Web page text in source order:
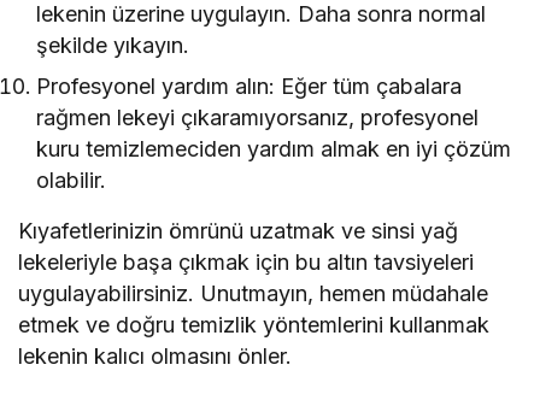
lekenin üzerine uygulayın. Daha sonra normal
şekilde yıkayın.
Profesyonel yardım alın: Eğer tüm çabalara
rağmen lekeyi çıkaramıyorsanız, profesyonel
kuru temizlemeciden yardım almak en iyi çözüm
olabilir.
Kıyafetlerinizin ömrünü uzatmak ve sinsi yağ
lekeleriyle başa çıkmak için bu altın tavsiyeleri
uygulayabilirsiniz. Unutmayın, hemen müdahale
etmek ve doğru temizlik yöntemlerini kullanmak
lekenin kalıcı olmasını önler.